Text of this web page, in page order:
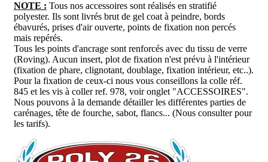
NOTE : Tous nos accessoires sont réalisés en stratifié
polyester. Ils sont livrés brut de gel coat à peindre, bords
ébavurés, prises d'air ouverte, points de fixation non percés
mais repérés.
Tous les points d'ancrage sont renforcés avec du tissu de verre
(Roving). Aucun insert, plot de fixation n'est prévu à l'intérieur
(fixation de phare, clignotant, doublage, fixation intérieur, etc..).
Pour la fixation de ceux-ci nous vous conseillons la colle réf.
845 et les vis à coller ref. 978, voir onglet "ACCESSOIRES".
Nous pouvons à la demande détailler les différentes parties de
carénages, tête de fourche, sabot, flancs... (Nous consulter pour
les tarifs).